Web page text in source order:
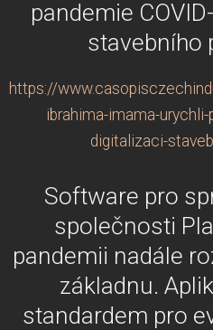
pandemie
stavebního
https://
ibrahima-imama-
digitalizaci-
Software pro
společnosti
pandemii nadále
základnu.
standardem pro